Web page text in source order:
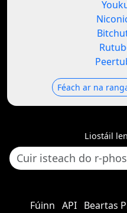
Féach ar na
Liostáil
Fúinn API Beartas